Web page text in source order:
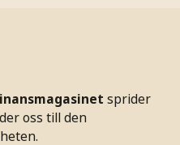
sprider
oss till den